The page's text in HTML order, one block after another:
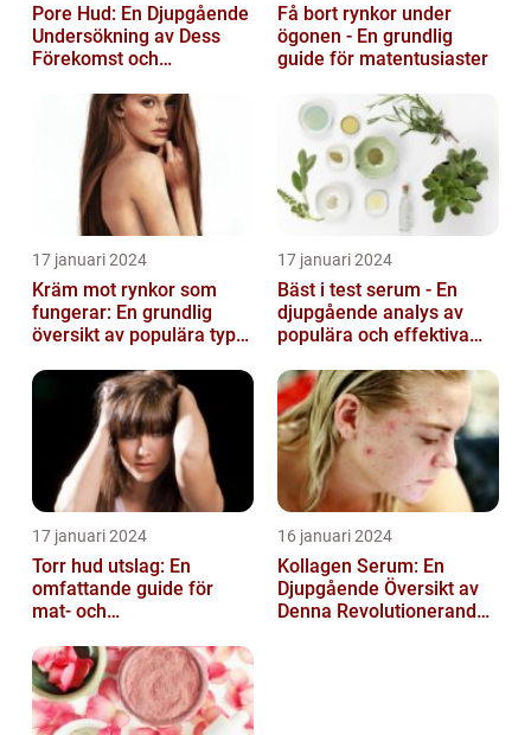
Pore Hud: En Djupgående
Undersökning av Dess
Förekomst och
Få bort rynkor under
ögonen - En grundlig
guide för matentusiaster
17 januari 2024
Kräm mot rynkor som
fungerar: En grundlig
översikt av populära typer
17 januari 2024
Bäst i test serum - En
djupgående analys av
populära och effektiva
17 januari 2024
Torr hud utslag: En
omfattande guide för
mat- och
16 januari 2024
Kollagen Serum: En
Djupgående Översikt av
Denna Revolutionerande